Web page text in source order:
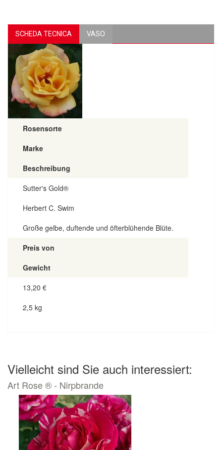
SCHEDA TECNICA VASO
Rosensorte
Marke
Beschreibung
Sutter's Gold®
Herbert C. Swim
Große gelbe, duftende und öfterblühende Blüte.
Preis von
Gewicht
13,20 €
2,5 kg
Vielleicht sind Sie auch interessiert:
Art Rose ® - Nirpbrande